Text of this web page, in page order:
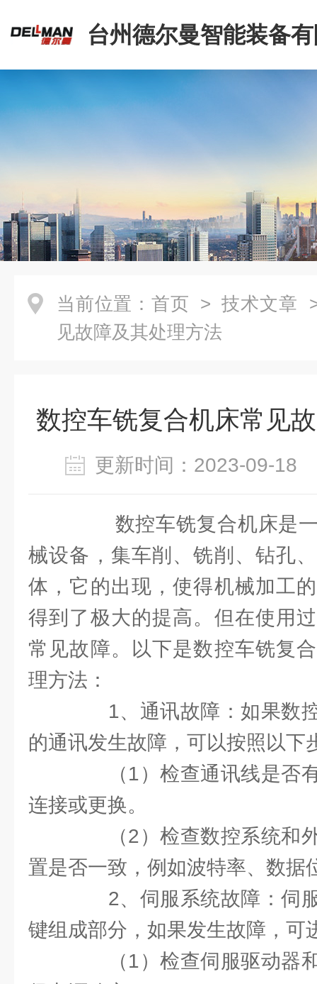
台州德尔曼智能装备
当前位置： 首页 > 技术文章
见故障及其处理方法
数控车铣复合机床常见
更新时间：2023-09-
数控车铣复合机床是一
械设备，集车削、铣削、钻孔
体，它的出现，使得机械加工
得到了极大的提高。但在使用
常见故障。以下是数控车铣复
理方法：
1、通讯故障：如果数控
的通讯发生故障，可以按照以下
（1）检查通讯线是否有
连接或更换。
（2）检查数控系统和外
置是否一致，例如波特率、数据
2、伺服系统故障：伺服
键组成部分，如果发生故障，可
（1）检查伺服驱动器和